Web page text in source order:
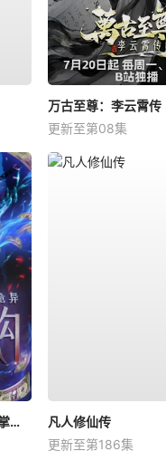
万古至尊：李云霄传
更新至第08集
动态漫画·全民诡异：开局掌握零元购
凡人修仙传
更新至第186集